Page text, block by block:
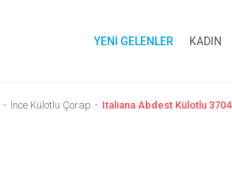
YENİ GELENLER KADIN
İnce Külotlu Çorap Italiana Abdest Külotlu 3704